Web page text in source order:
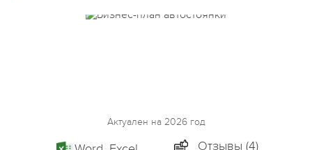
Актуален на 2026 год
Отзывы (4)